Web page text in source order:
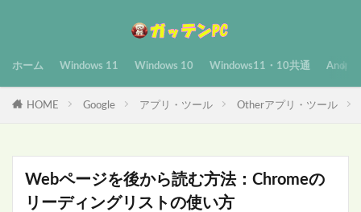
ホーム Windows 11 Windows 10 Windows11・10共通
HOME Google アプリ・ツール Otherアプリ・ツール
Webページを後から読む方法：Chromeの
リーディングリストの使い方